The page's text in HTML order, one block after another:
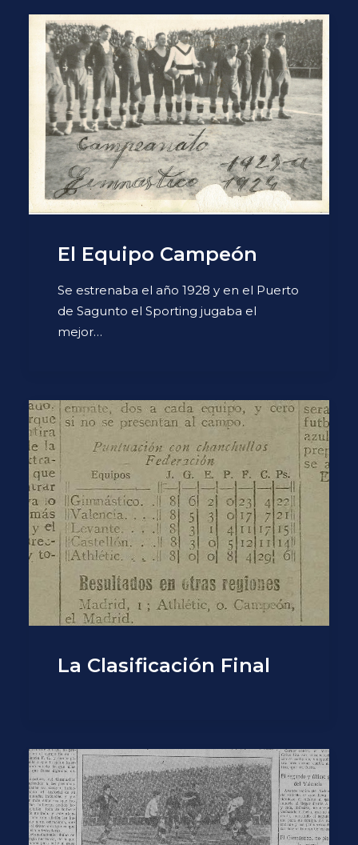
El Equipo Campeón
Se estrenaba el año 1928 y en el Puerto
de Sagunto el Sporting jugaba el
mejor…
La Clasificación Final